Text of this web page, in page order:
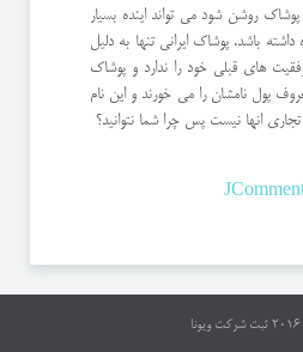
روشن شود می تواند اینده بسیار
داشته باشد. پوشاک ایرانی تنها به دلیل
های قبلی خود را ندارد و پوشاک
پول نامشان را می خورند و این نام
انها نیست پس چرا شما نتوانید؟
ثبت شرکت ویونا